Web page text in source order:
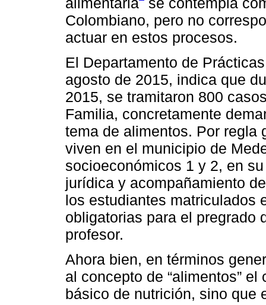
Colombiano, pero no
actuar en estos procesos.
El Departamento de
agosto de 2015, indica que
2015, se tramitaron 800
Familia, concretamente
tema de alimentos. Por regla
viven en el municipio de
socioeconómicos 1 y 2, en
jurídica y acompañamiento
los estudiantes matriculados
obligatorias para el pregrado
profesor.
Ahora bien, en términos
al concepto de “alimentos”
básico de nutrición, sino que